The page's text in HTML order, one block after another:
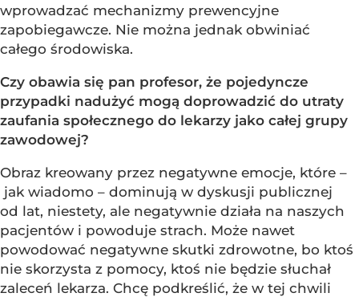
wprowadzać mechanizmy prewencyjne
zapobiegawcze. Nie można jednak obwiniać
całego środowiska.
Czy obawia się pan profesor, że pojedyncze
przypadki nadużyć mogą doprowadzić do utraty
zaufania społecznego do lekarzy jako całej grupy
zawodowej?
Obraz kreowany przez negatywne emocje, które –
jak wiadomo – dominują w dyskusji publicznej
od lat, niestety, ale negatywnie działa na naszych
pacjentów i powoduje strach. Może nawet
powodować negatywne skutki zdrowotne, bo ktoś
nie skorzysta z pomocy, ktoś nie będzie słuchał
zaleceń lekarza. Chcę podkreślić, że w tej chwili